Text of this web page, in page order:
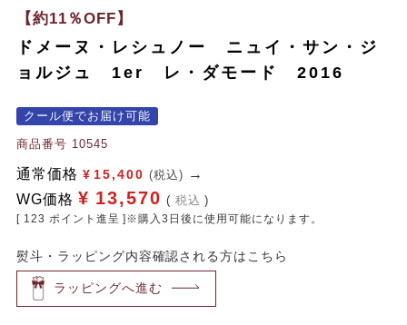
【約11％OFF】
ドメーヌ・レシュノー ニュイ・サン・ジ
ョルジュ 1er レ・ダモード 2016
クール便でお届け可能
商品番号 10545
通常価格 ¥ 15,400 (税込)
WG価格 ¥ 13,570 税込
[ 123 ポイント進呈 ]※購入3日後に使用可能になります。
熨斗・ラッピング内容確認される方はこちら
ラッピングへ進む